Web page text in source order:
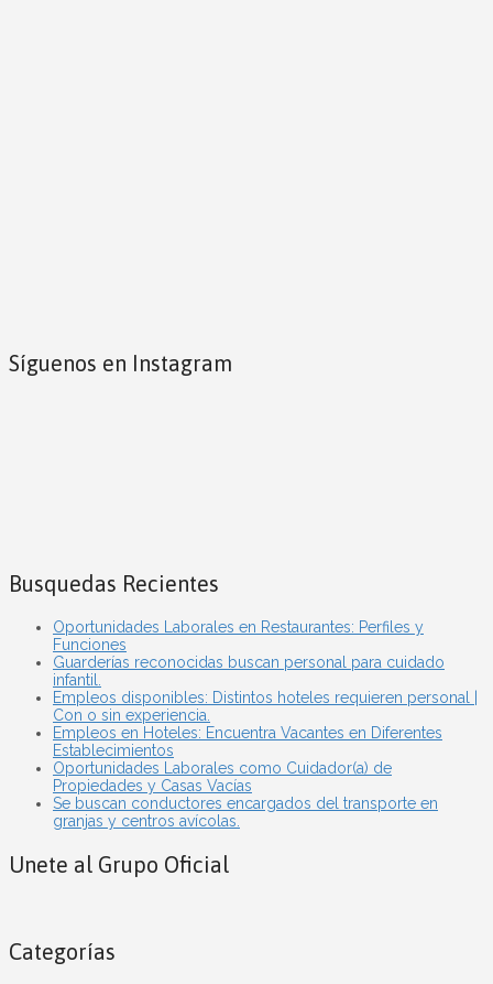
Síguenos en Instagram
Busquedas Recientes
Oportunidades Laborales en Restaurantes: Perfiles y
Funciones
Guarderías reconocidas buscan personal para cuidado
infantil.
Empleos disponibles: Distintos hoteles requieren personal |
Con o sin experiencia.
Empleos en Hoteles: Encuentra Vacantes en Diferentes
Establecimientos
Oportunidades Laborales como Cuidador(a) de
Propiedades y Casas Vacías
Se buscan conductores encargados del transporte en
granjas y centros avícolas.
Unete al Grupo Oficial
Categorías